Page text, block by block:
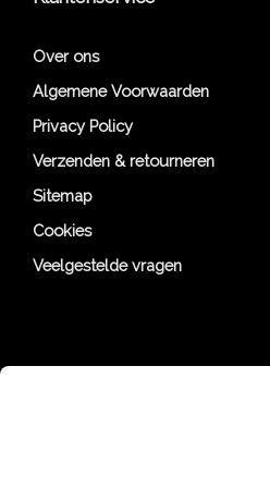
Over ons
Algemene Voorwaarden
Privacy Policy
Verzenden & retourneren
Sitemap
Cookies
Veelgestelde vragen